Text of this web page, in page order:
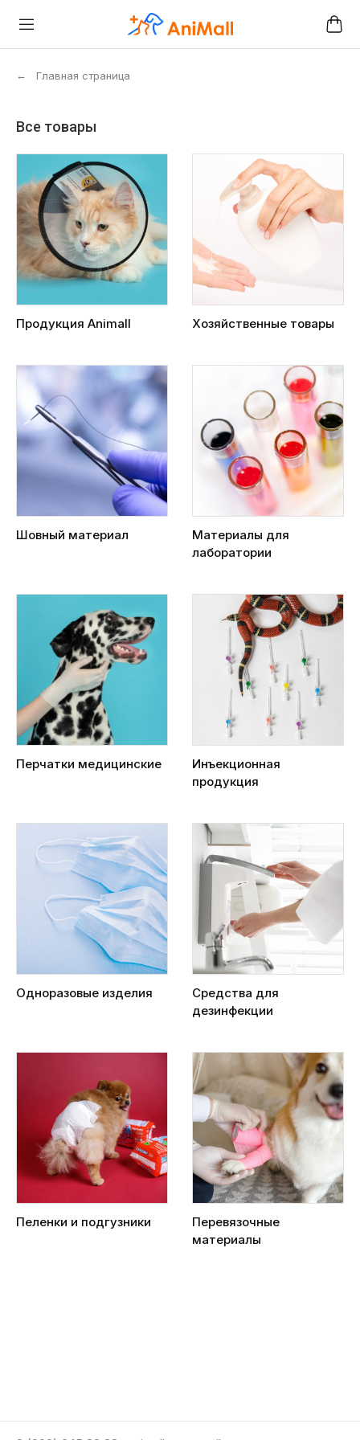
← Главная страница
Все товары
Продукция Animall Хозяйственные товары
Шовный материал
Материалы для
лаборатории
Перчатки медицинские
Инъекционная
продукция
Одноразовые изделия
Средства для
дезинфекции
Пеленки и подгузники
Перевязочные
материалы